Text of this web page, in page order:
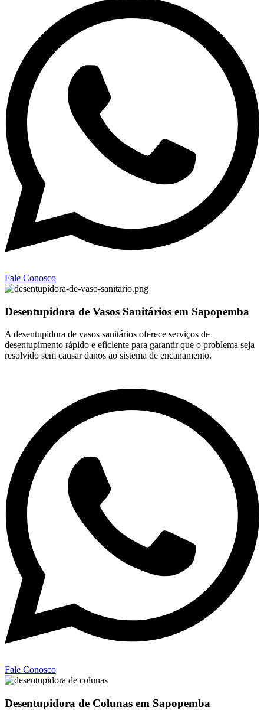
Fale Conosco
Desentupidora de Vasos Sanitários em Sapopemba
A desentupidora de vasos sanitários oferece serviços de
desentupimento rápido e eficiente para garantir que o problema seja
resolvido sem causar danos ao sistema de encanamento.
Fale Conosco
Desentupidora de Colunas em Sapopemba